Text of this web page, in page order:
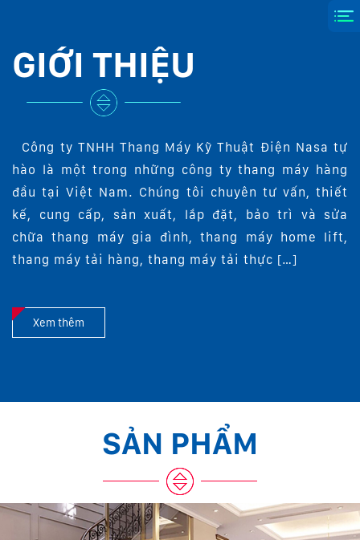
GIỚI THIỆU
Công ty TNHH Thang Máy Kỹ Thuật Điện Nasa tự
hào là một trong những công ty thang máy hàng
đầu tại Việt Nam. Chúng tôi chuyên tư vấn, thiết
kế, cung cấp, sản xuất, lắp đặt, bảo trì và sửa
chữa thang máy gia đình, thang máy home lift,
thang máy tải hàng, thang máy tải thực […]
Xem thêm
SẢN PHẨM